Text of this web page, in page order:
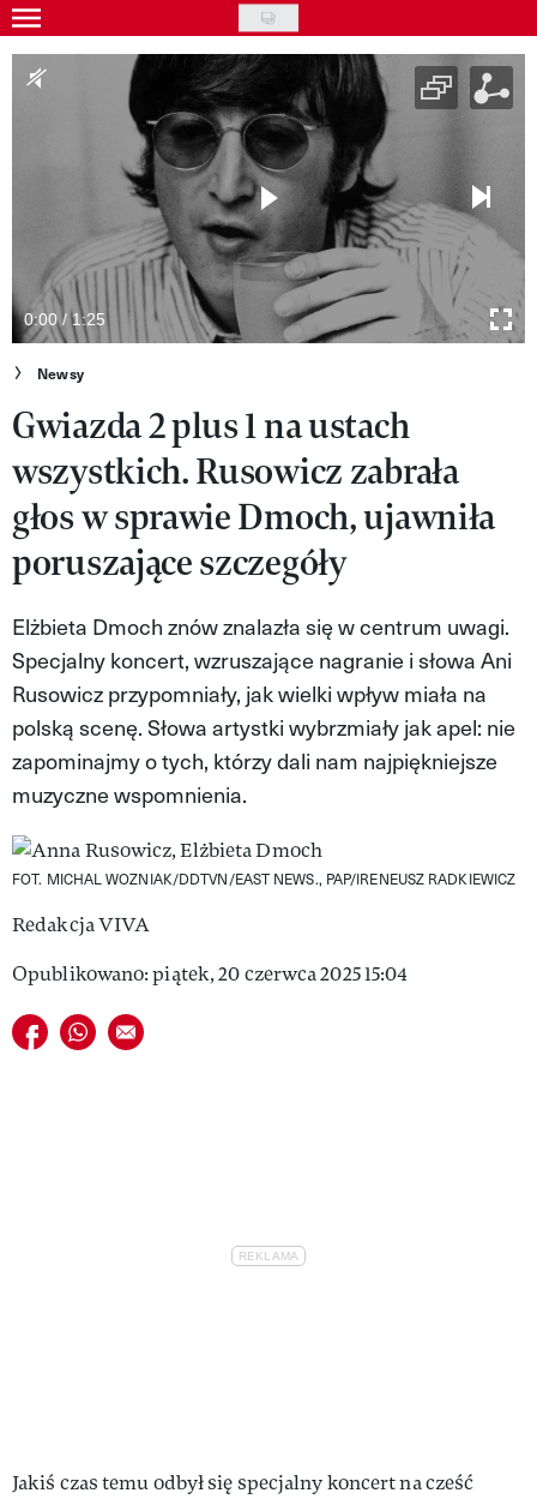
Skip
to
main
Gwiazdy
Styl życia
Kultura
Wideo
Nasze akcje
VIVA!ART
VIVA!MODA
VIVA!LIFESTYLE
VIVA!MAN
VIVA!PEOPLE POWER
VIVA!ITAKA
MAGAZYN VIVA!
0:00 / 1:25
Newsy
Gwiazda 2 plus 1 na ustach
wszystkich. Rusowicz zabrała
głos w sprawie Dmoch, ujawniła
poruszające szczegóły
Elżbieta Dmoch znów znalazła się w centrum uwagi.
Specjalny koncert, wzruszające nagranie i słowa Ani
Rusowicz przypomniały, jak wielki wpływ miała na
polską scenę. Słowa artystki wybrzmiały jak apel: nie
zapominajmy o tych, którzy dali nam najpiękniejsze
muzyczne wspomnienia.
FOT. MICHAL WOZNIAK/DDTVN/EAST NEWS., PAP/IRENEUSZ RADKIEWICZ
Redakcja VIVA
Opublikowano: piątek, 20 czerwca 2025 15:04
Udostępnij na facebook
Udostępnij na whatsapp
E-mail do przyjaciela
Jakiś czas temu odbył się specjalny koncert na cześć